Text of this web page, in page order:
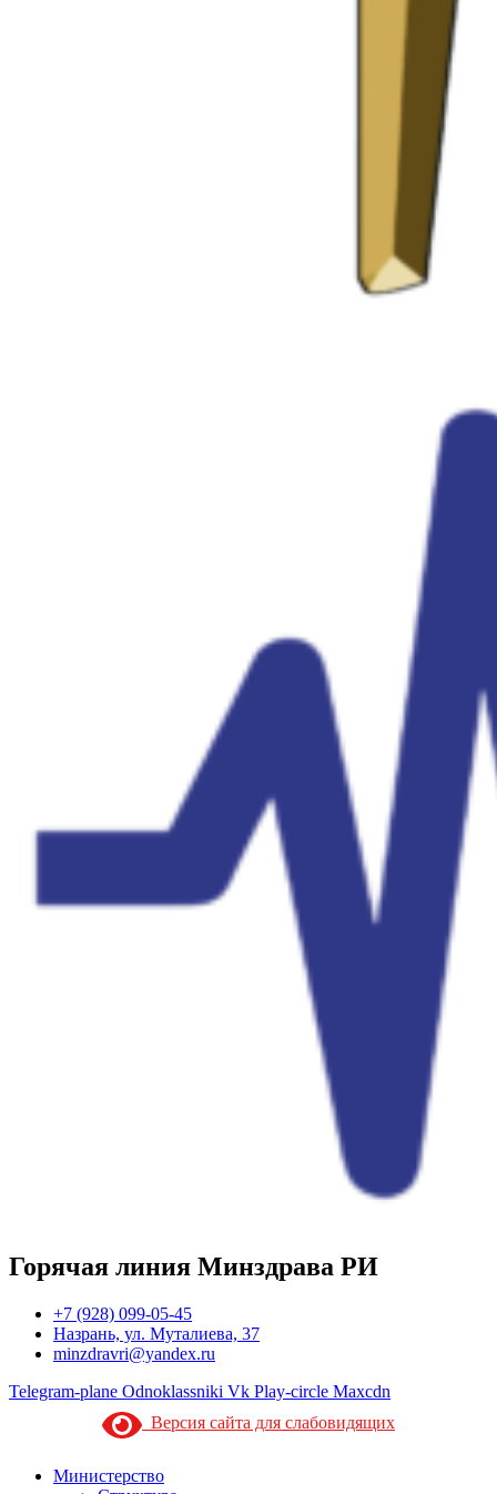
Горячая линия Минздрава РИ
+7 (928) 099-05-45
Назрань, ул. Муталиева, 37
minzdravri@yandex.ru
Telegram-plane Odnoklassniki Vk Play-circle Maxcdn
Версия сайта для слабовидящих
Министерство